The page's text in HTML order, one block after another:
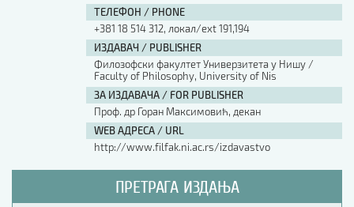
ТЕЛЕФОН / PHONE
+381 18 514 312, локал/ext 191,194
ИЗДАВАЧ / PUBLISHER
Филозофски факултет Универзитета у Нишу /
Faculty of Philosophy, University of Nis
ЗА ИЗДАВАЧА / FOR PUBLISHER
Проф. др Горан Максимовић, декан
WEB АДРЕСА / URL
http://www.filfak.ni.ac.rs/izdavastvo
ПРЕТРАГА ИЗДАЊА